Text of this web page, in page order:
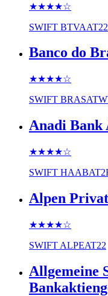
★★★★☆
SWIFT BTVAAT22
Banco do
★★★★☆
SWIFT
Anadi Bank
★★★★☆
SWIFT
Alpen
★★★★☆
SWIFT ALPEAT22
Allgemeine